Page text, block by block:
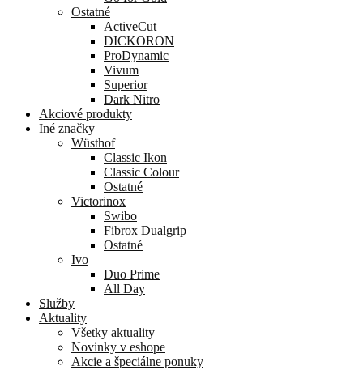
Ostatné
ActiveCut
DICKORON
ProDynamic
Vivum
Superior
Dark Nitro
Akciové produkty
Iné značky
Wüsthof
Classic Ikon
Classic Colour
Ostatné
Victorinox
Swibo
Fibrox Dualgrip
Ostatné
Ivo
Duo Prime
All Day
Služby
Aktuality
Všetky aktuality
Novinky v eshope
Akcie a špeciálne ponuky